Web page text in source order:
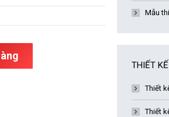
Mẫu
THIẾT
Thiết
Thiết